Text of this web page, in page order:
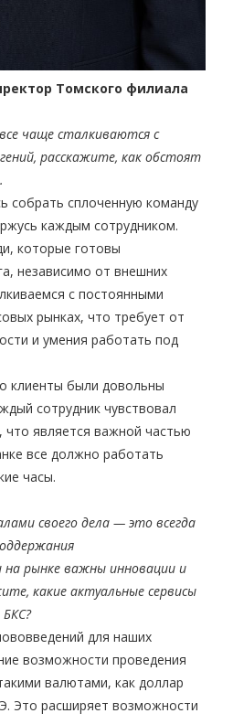
Томского филиала
чаще сталкиваются с
расскажите, как обстоят
собрать сплоченную команду
каждым сотрудником.
которые готовы
независимо от внешних
с постоянными
рынках, что требует от
и умения работать под
клиенты были довольны
сотрудник чувствовал
является важной частью
все должно работать
часы.
своего дела — это всегда
на рынке важны инновации и
какие актуальные сервисы
для наших
возможности проведения
валютами, как доллар
Это расширяет возможности